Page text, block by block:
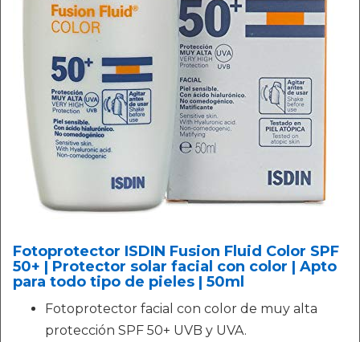
Fotoprotector ISDIN Fusion Fluid Color SPF
50+ | Protector solar facial con color | Apto
para todo tipo de pieles | 50ml
Fotoprotector facial con color de muy alta
protección SPF 50+ UVB y UVA.